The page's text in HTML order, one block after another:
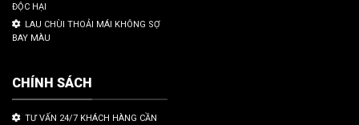
ĐỘC HẠI
LAU CHÙI THOẢI MÁI KHÔNG SỢ
BAY MÀU
CHÍNH SÁCH
TƯ VẤN 24/7 KHÁCH HÀNG CẦN